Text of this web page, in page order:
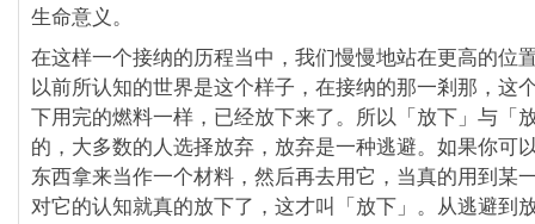
生命意义。
在这样一个接纳的历程当中，我们慢慢地站在更高的位
以前所认知的世界是这个样子，在接纳的那一剎那，这
下用完的燃料一样，已经放下来了。所以「放下」与「
的，大多数的人选择放弃，放弃是一种逃避。如果你可
东西拿来当作一个材料，然后再去用它，当真的用到某
对它的认知就真的放下了，这才叫「放下」。从逃避到